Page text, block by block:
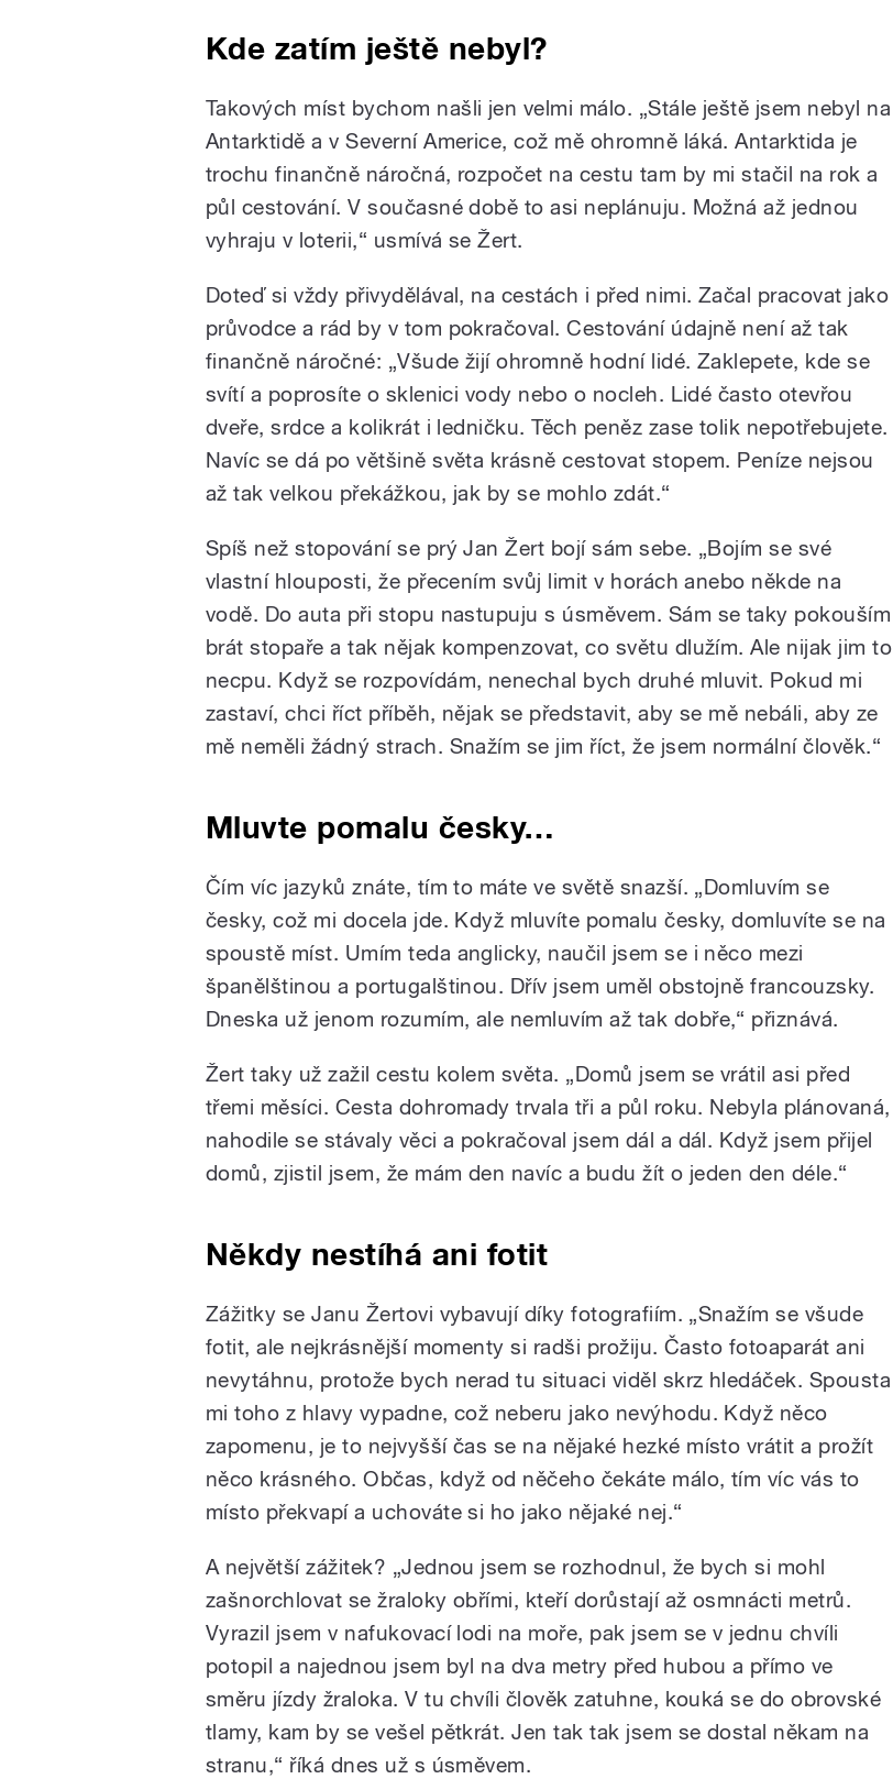
Kde zatím ještě nebyl?
Takových míst bychom našli jen velmi málo. „Stále ještě jsem nebyl na
Antarktidě a v Severní Americe, což mě ohromně láká. Antarktida je
trochu finančně náročná, rozpočet na cestu tam by mi stačil na rok a
půl cestování. V současné době to asi neplánuju. Možná až jednou
vyhraju v loterii,“ usmívá se Žert.
Doteď si vždy přivydělával, na cestách i před nimi. Začal pracovat jako
průvodce a rád by v tom pokračoval. Cestování údajně není až tak
finančně náročné: „Všude žijí ohromně hodní lidé. Zaklepete, kde se
svítí a poprosíte o sklenici vody nebo o nocleh. Lidé často otevřou
dveře, srdce a kolikrát i ledničku. Těch peněz zase tolik nepotřebujete.
Navíc se dá po většině světa krásně cestovat stopem. Peníze nejsou
až tak velkou překážkou, jak by se mohlo zdát.“
Spíš než stopování se prý Jan Žert bojí sám sebe. „Bojím se své
vlastní hlouposti, že přecením svůj limit v horách anebo někde na
vodě. Do auta při stopu nastupuju s úsměvem. Sám se taky pokouším
brát stopaře a tak nějak kompenzovat, co světu dlužím. Ale nijak jim to
necpu. Když se rozpovídám, nenechal bych druhé mluvit. Pokud mi
zastaví, chci říct příběh, nějak se představit, aby se mě nebáli, aby ze
mě neměli žádný strach. Snažím se jim říct, že jsem normální člověk.“
Mluvte pomalu česky…
Čím víc jazyků znáte, tím to máte ve světě snazší. „Domluvím se
česky, což mi docela jde. Když mluvíte pomalu česky, domluvíte se na
spoustě míst. Umím teda anglicky, naučil jsem se i něco mezi
španělštinou a portugalštinou. Dřív jsem uměl obstojně francouzsky.
Dneska už jenom rozumím, ale nemluvím až tak dobře,“ přiznává.
Žert taky už zažil cestu kolem světa. „Domů jsem se vrátil asi před
třemi měsíci. Cesta dohromady trvala tři a půl roku. Nebyla plánovaná,
nahodile se stávaly věci a pokračoval jsem dál a dál. Když jsem přijel
domů, zjistil jsem, že mám den navíc a budu žít o jeden den déle.“
Někdy nestíhá ani fotit
Zážitky se Janu Žertovi vybavují díky fotografiím. „Snažím se všude
fotit, ale nejkrásnější momenty si radši prožiju. Často fotoaparát ani
nevytáhnu, protože bych nerad tu situaci viděl skrz hledáček. Spousta
mi toho z hlavy vypadne, což neberu jako nevýhodu. Když něco
zapomenu, je to nejvyšší čas se na nějaké hezké místo vrátit a prožít
něco krásného. Občas, když od něčeho čekáte málo, tím víc vás to
místo překvapí a uchováte si ho jako nějaké nej.“
A největší zážitek? „Jednou jsem se rozhodnul, že bych si mohl
zašnorchlovat se žraloky obřími, kteří dorůstají až osmnácti metrů.
Vyrazil jsem v nafukovací lodi na moře, pak jsem se v jednu chvíli
potopil a najednou jsem byl na dva metry před hubou a přímo ve
směru jízdy žraloka. V tu chvíli člověk zatuhne, kouká se do obrovské
tlamy, kam by se vešel pětkrát. Jen tak tak jsem se dostal někam na
stranu,“ říká dnes už s úsměvem.